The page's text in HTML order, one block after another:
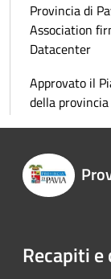
Provincia di
Association
Datacenter
Approvato il
della
Recapiti